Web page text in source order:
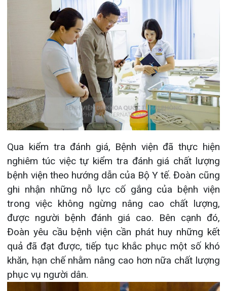
Qua kiểm tra đánh giá, Bệnh viện đã thực hiện
nghiêm túc việc tự kiểm tra đánh giá chất lượng
bệnh viện theo hướng dẫn của Bộ Y tế. Đoàn cũng
ghi nhận những nỗ lực cố gắng của bệnh viện
trong việc không ngừng nâng cao chất lượng,
được người bệnh đánh giá cao. Bên cạnh đó,
Đoàn yêu cầu bệnh viện cần phát huy những kết
quả đã đạt được, tiếp tục khắc phục một số khó
khăn, hạn chế nhằm nâng cao hơn nữa chất lượng
phục vụ người dân.